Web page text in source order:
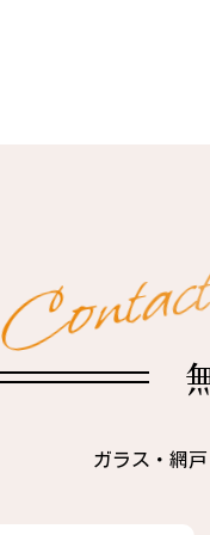
Contac
ガラス・網